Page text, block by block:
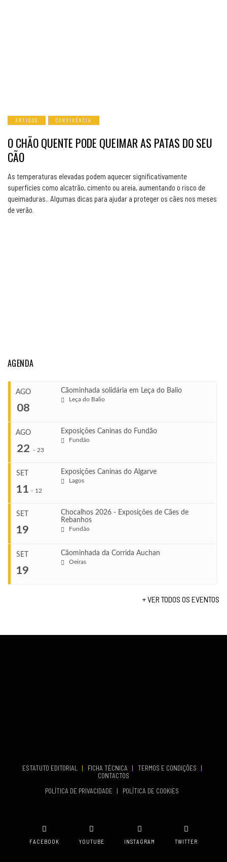
ARTIGOS CONVIVÊNCIA
O CHÃO QUENTE PODE QUEIMAR AS PATAS DO SEU
CÃO
As temperaturas elevadas podem aquecer significativamente
superfícies como alcatrão, cimento ou areia, aumentando o risco de
queimaduras.. Algumas dicas para ajudar a proteger os cães nos meses
de verão.
AGENDA
AGO
08
Cãominhada solidária em Leça do Balio
Leça do Balio
COMEÇA
Ago 8, 2026
TERMINA
Ago 8, 2026
Leça do Balio
AGO
22 - 23
Exposições Caninas do Fundão
Fundão
Ago 22, 2026
Ago 23, 2026
VENUE
SET
11 - 12
Exposições Caninas do Algarve
Lagos
Set 11, 2026
SET
19
Chocalhos 2026 - Exposições de Cães de
Rebanhos
Fundão
SET
19
Cãominhada da Corrida Auchan
Oeiras
COMEÇA
+ VER TODOS OS EVENTOS
ESTATUTO EDITORIAL | FICHA TÉCNICA | TERMOS E CONDIÇÕES
|
CONTACTOS
POLÍTICA DE PRIVACIDADE
| POLÍTICA DE COOKIES
FACEBOOK YOUTUBE INSTAGRAM TWITTER